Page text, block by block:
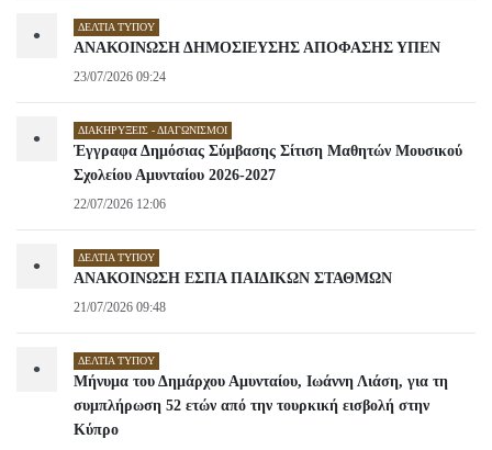
• ΔΕΛΤΊΑ ΤΎΠΟΥ
ΑΝΑΚΟΙΝΩΣΗ ΔΗΜΟΣΙΕΥΣΗΣ ΑΠΟΦΑΣΗΣ ΥΠΕΝ
23/07/2026 09:24
• ΔΙΑΚΗΡΎΞΕΙΣ - ΔΙΑΓΩΝΙΣΜΟΊ
Έγγραφα Δημόσιας Σύμβασης Σίτιση Μαθητών Μουσικού
Σχολείου Αμυνταίου 2026-2027
22/07/2026 12:06
• ΔΕΛΤΊΑ ΤΎΠΟΥ
ΑΝΑΚΟΙΝΩΣΗ ΕΣΠΑ ΠΑΙΔΙΚΩΝ ΣΤΑΘΜΩΝ
21/07/2026 09:48
• ΔΕΛΤΊΑ ΤΎΠΟΥ
Μήνυμα του Δημάρχου Αμυνταίου, Ιωάννη Λιάση, για τη
συμπλήρωση 52 ετών από την τουρκική εισβολή στην
Κύπρο